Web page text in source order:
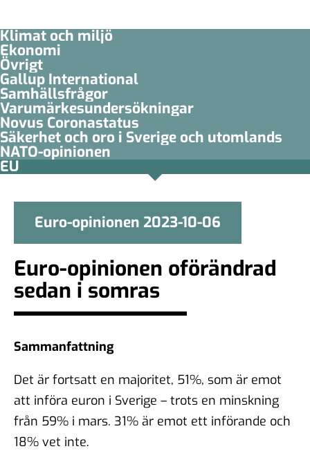
Klimat och miljö
Ekonomi
Övrigt
Gallup International
Samhällsfrågor
Varumärkesundersökningar
Novus Coronastatus
Säkerhet och oro i Sverige och utomlands
NATO-opinionen
EU
Euro-opinionen 2023-10-06
Euro-opinionen oförändrad
sedan i somras
Sammanfattning
Det är fortsatt en majoritet, 51%, som är emot
att införa euron i Sverige – trots en minskning
från 59% i mars. 31% är emot ett införande och
18% vet inte.